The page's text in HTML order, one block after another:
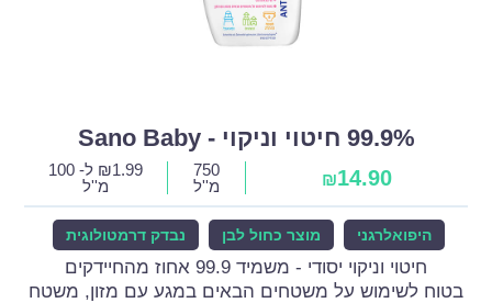
99.9% חיטוי וניקוי - Sano Baby
₪14.90
750
מ''ל
₪1.99
ל- 100
מ''ל
היפואלרגני מוצר כחול לבן נבדק דרמטולוגית
חיטוי וניקוי יסודי - משמיד 99.9 אחוז מהחיידקים
בטוח לשימוש על משטחים הבאים במגע עם מזון, משטח